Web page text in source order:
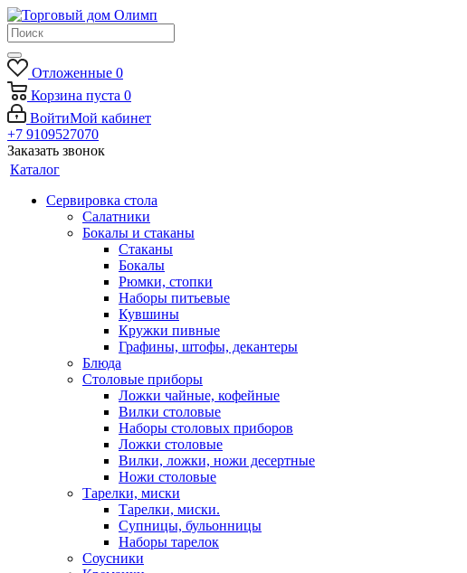
Отложенные 0
Корзина пуста 0
ВойтиМой кабинет
+7 9109527070
Заказать звонок
Каталог
Сервировка стола
Салатники
Бокалы и стаканы
Стаканы
Бокалы
Рюмки, стопки
Наборы питьевые
Кувшины
Кружки пивные
Графины, штофы, декантеры
Блюда
Столовые приборы
Ложки чайные, кофейные
Вилки столовые
Наборы столовых приборов
Ложки столовые
Вилки, ложки, ножи десертные
Ножи столовые
Тарелки, миски
Тарелки, миски.
Супницы, бульонницы
Наборы тарелок
Соусники